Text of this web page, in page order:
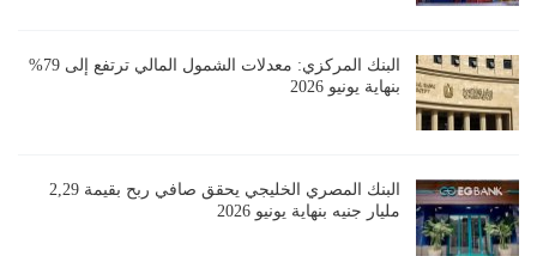
البنك المركزي: معدلات الشمول المالي ترتفع إلى 79%
بنهاية يونيو 2026
البنك المصري الخليجي يحقق صافي ربح بقيمة 2,29
مليار جنيه بنهاية يونيو 2026